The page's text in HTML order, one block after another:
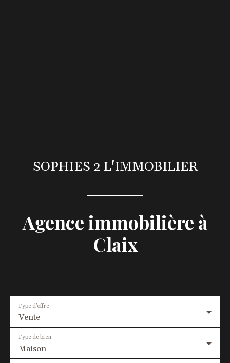
SOPHIES 2 L'IMMOBILIER
Agence immobilière à
Claix
Vente
Type d'offre
Maison
Type de bien